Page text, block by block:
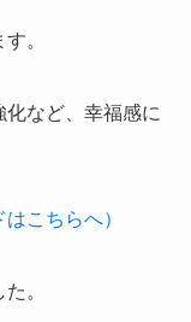
。
など、幸福感に
こちらへ）
。